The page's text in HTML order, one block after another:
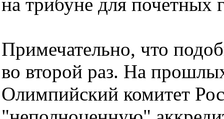
Примечательно, что
во второй раз. На
Олимпийский комитет